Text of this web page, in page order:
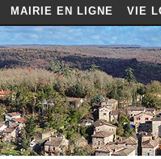
MAIRIE EN LIGNE VIE